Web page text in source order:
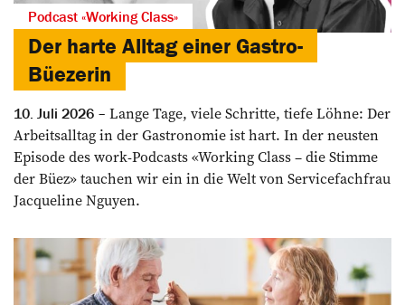
Podcast «Working Class»
Der harte Alltag einer Gastro-
Büezerin
10. Juli 2026
Lange Tage, viele Schritte, tiefe Löhne: Der
Arbeitsalltag in der Gastronomie ist hart. In der neusten
Episode des work-Podcasts «Working Class – die Stimme
der Büez» tauchen wir ein in die Welt von Servicefachfrau
Jacqueline Nguyen.